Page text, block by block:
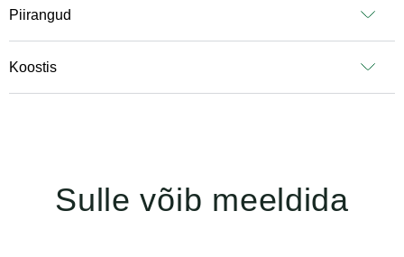
Piirangud
Koostis
Sulle võib meeldida